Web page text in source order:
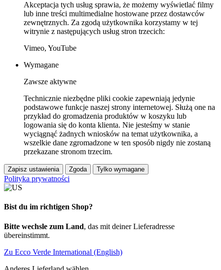
Akceptacja tych usług sprawia, że możemy wyświetlać filmy
lub inne treści multimedialne hostowane przez dostawców
zewnętrznych. Za zgodą użytkownika korzystamy w tej
witrynie z następujących usług stron trzecich:
Vimeo, YouTube
Wymagane
Zawsze aktywne
Technicznie niezbędne pliki cookie zapewniają jedynie
podstawowe funkcje naszej strony internetowej. Służą one na
przykład do gromadzenia produktów w koszyku lub
logowania się do konta klienta. Nie jesteśmy w stanie
wyciągnąć żadnych wniosków na temat użytkownika, a
wszelkie dane zgromadzone w ten sposób nigdy nie zostaną
przekazane stronom trzecim.
Zapisz ustawienia Zgoda Tylko wymagane
Polityka prywatności
Bist du im richtigen Shop?
Bitte wechsle zum Land, das mit deiner Lieferadresse
übereinstimmt.
Zu Ecco Verde International (English)